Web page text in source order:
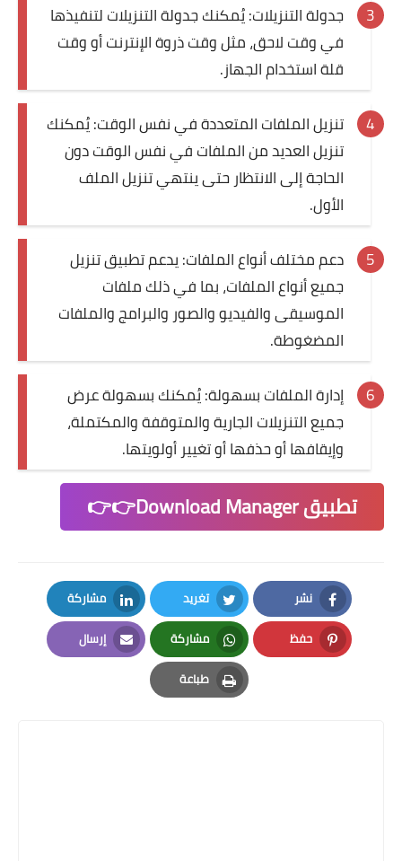
جدولة التنزيلات: يُمكنك جدولة التنزيلات لتنفيذها
في وقت لاحق، مثل وقت ذروة الإنترنت أو وقت
قلة استخدام الجهاز.
تنزيل الملفات المتعددة في نفس الوقت: يُمكنك
تنزيل العديد من الملفات في نفس الوقت دون
الحاجة إلى الانتظار حتى ينتهي تنزيل الملف
الأول.
دعم مختلف أنواع الملفات: يدعم تطبيق تنزيل
جميع أنواع الملفات، بما في ذلك ملفات
الموسيقى والفيديو والصور والبرامج والملفات
المضغوطة.
إدارة الملفات بسهولة: يُمكنك بسهولة عرض
جميع التنزيلات الجارية والمتوقفة والمكتملة،
وإيقافها أو حذفها أو تغيير أولويتها.
تطبيق Download Manager👉👉
نشر
Facebook
تغريد
Twitter
مشاركة
LinkedIn
حفظ
Pinterest
مشاركة
Whatsapp
إرسال
Email
طباعة
Print